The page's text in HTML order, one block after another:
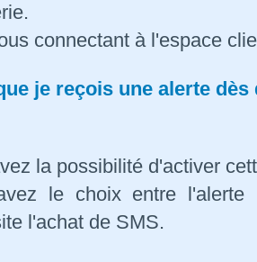
connectant à l'espace
je reçois une alerte
la possibilité d'activer
le choix entre
l'achat de SMS.